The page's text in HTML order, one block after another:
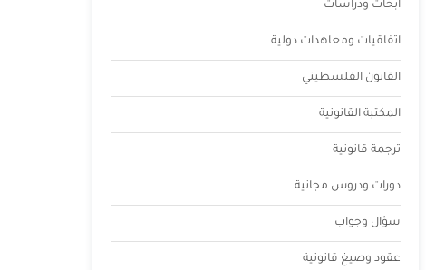
ابحاث ودراسات
اتفاقيات ومعاهدات دولية
القانون الفلسطيني
المكتبة القانونية
ترجمة قانونية
دورات ودروس مجانية
سؤال وجواب
عقود وصيغ قانونية